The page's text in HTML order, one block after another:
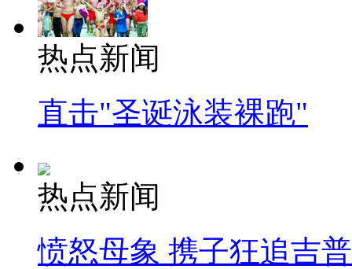
热点新闻
直击"圣诞泳装裸跑"
热点新闻
愤怒母象 携子狂追吉